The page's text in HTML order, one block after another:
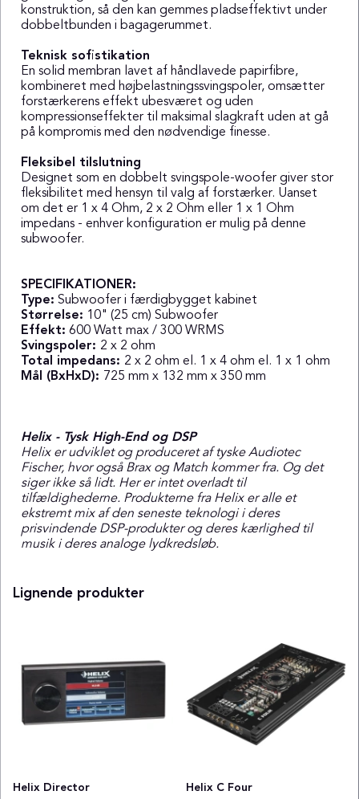
konstruktion, så den kan gemmes pladseffektivt under
dobbeltbunden i bagagerummet.
Teknisk sofistikation
En solid membran lavet af håndlavede papirfibre,
kombineret med højbelastningssvingspoler, omsætter
forstærkerens effekt ubesværet og uden
kompressionseffekter til maksimal slagkraft uden at gå
på kompromis med den nødvendige finesse.
Fleksibel tilslutning
Designet som en dobbelt svingspole-woofer giver stor
fleksibilitet med hensyn til valg af forstærker. Uanset
om det er 1 x 4 Ohm, 2 x 2 Ohm eller 1 x 1 Ohm
impedans - enhver konfiguration er mulig på denne
subwoofer.
SPECIFIKATIONER:
Type: Subwoofer i færdigbygget kabinet
Størrelse: 10" (25 cm) Subwoofer
Effekt: 600 Watt max / 300 WRMS
Svingspoler: 2 x 2 ohm
Total impedans: 2 x 2 ohm el. 1 x 4 ohm el. 1 x 1 ohm
Mål (BxHxD): 725 mm x 132 mm x 350 mm
Helix - Tysk High-End og DSP
Helix er udviklet og produceret af tyske Audiotec
Fischer, hvor også Brax og Match kommer fra. Og det
siger ikke så lidt. Her er intet overladt til
tilfældighederne. Produkterne fra Helix er alle et
ekstremt mix af den seneste teknologi i deres
prisvindende DSP-produkter og deres kærlighed til
musik i deres analoge lydkredsløb.
Lignende produkter
Helix Director Helix C Four